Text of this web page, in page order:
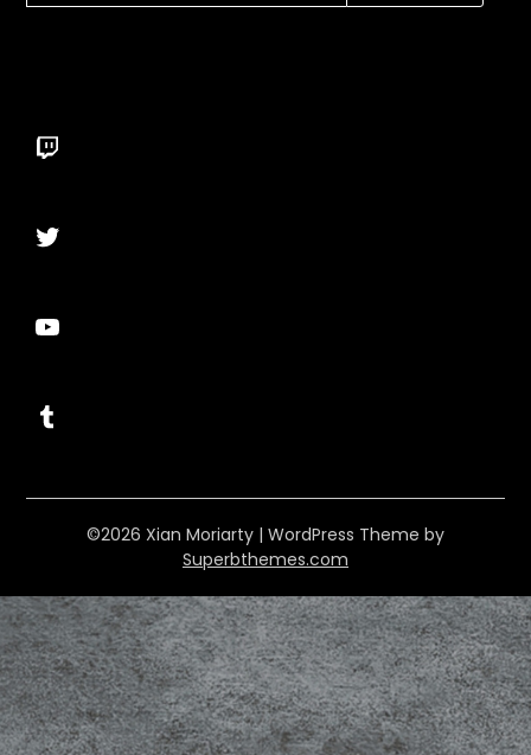
Twitch
Twitter
YouTube
Tumblr
©2026 Xian Moriarty | WordPress Theme by
Superbthemes.com